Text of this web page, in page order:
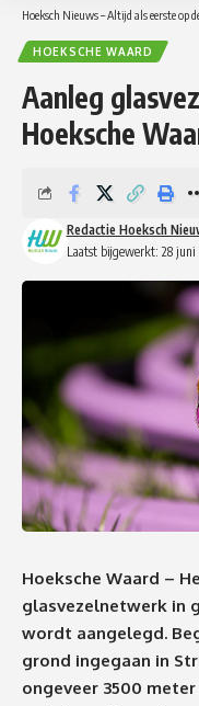
Hoeksch Nieuws – Altijd als eerste op
HOEKSCHE WAARD
Aanleg
Hoeksche
Laatst bijgewerkt: 28 juni
Redactie Hoeksch
Hoeksche Waard –
glasvezelnetwerk in
wordt aangelegd.
grond ingegaan in
ongeveer 3500